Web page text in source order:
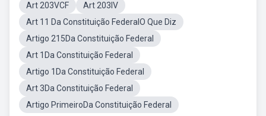
Art 203VCF
Art 203IV
Art 11 Da Constituição FederalO Que Diz
Artigo 215Da Constituição Federal
Art 1Da Constituição Federal
Artigo 1Da Constituição Federal
Art 3Da Constituição Federal
Artigo PrimeiroDa Constituição Federal